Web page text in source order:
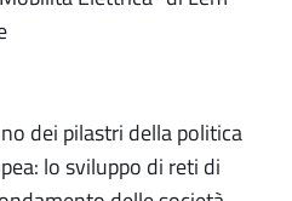
dei pilastri della politica
lo sviluppo di reti di